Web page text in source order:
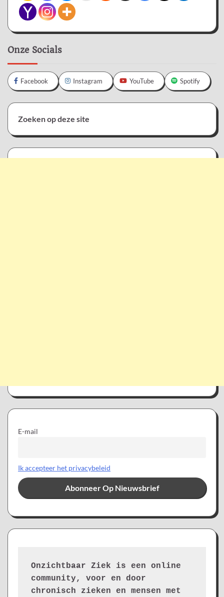
Onze Socials
Facebook Instagram YouTube Spotify
Zoeken op deze site
E-mail
Ik accepteer het privacybeleid
Onzichtbaar Ziek is een online
community, voor en door
chronisch zieken en mensen met